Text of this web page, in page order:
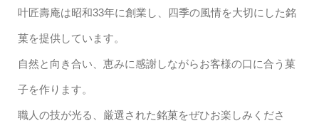
叶匠壽庵は昭和33年に創業し、四季の風情を大切にした銘
菓を提供しています。
自然と向き合い、恵みに感謝しながらお客様の口に合う菓
子を作ります。
職人の技が光る、厳選された銘菓をぜひお楽しみくださ